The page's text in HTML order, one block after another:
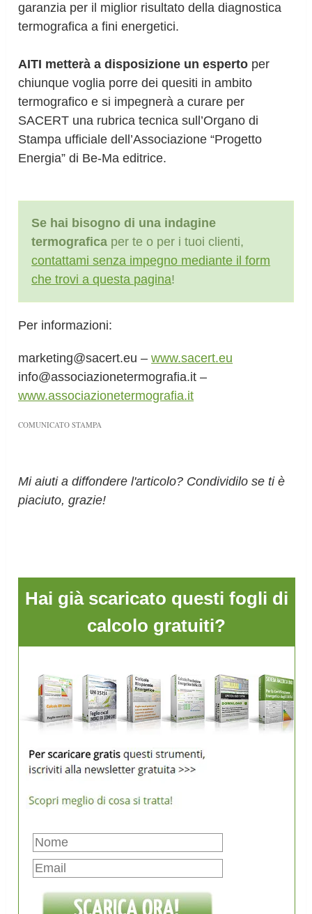
garanzia per il miglior risultato della diagnostica
termografica a fini energetici.
AITI metterà a disposizione un esperto per
chiunque voglia porre dei quesiti in ambito
termografico e si impegnerà a curare per
SACERT una rubrica tecnica sull’Organo di
Stampa ufficiale dell’Associazione “Progetto
Energia” di Be-Ma editrice.
Se hai bisogno di una indagine
termografica per te o per i tuoi clienti,
contattami senza impegno mediante il form
che trovi a questa pagina!
Per informazioni:
marketing@sacert.eu –www.sacert.eu
info@associazionetermografia.it –
www.associazionetermografia.it
COMUNICATO STAMPA
Mi aiuti a diffondere l'articolo? Condividilo se ti è
piaciuto, grazie!
Hai già scaricato questi fogli di
calcolo gratuiti?